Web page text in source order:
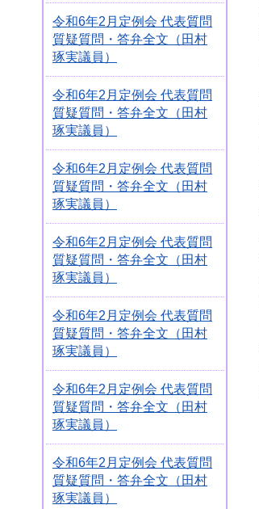
令和6年2月定例会 代表質問
質疑質問・答弁全文（田村
琢実議員）
令和6年2月定例会 代表質問
質疑質問・答弁全文（田村
琢実議員）
令和6年2月定例会 代表質問
質疑質問・答弁全文（田村
琢実議員）
令和6年2月定例会 代表質問
質疑質問・答弁全文（田村
琢実議員）
令和6年2月定例会 代表質問
質疑質問・答弁全文（田村
琢実議員）
令和6年2月定例会 代表質問
質疑質問・答弁全文（田村
琢実議員）
令和6年2月定例会 代表質問
質疑質問・答弁全文（田村
琢実議員）